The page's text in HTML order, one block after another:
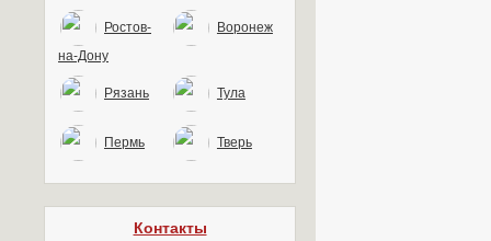
Ростов-
на-Дону
Воронеж
Рязань Тула
Пермь Тверь
Контакты